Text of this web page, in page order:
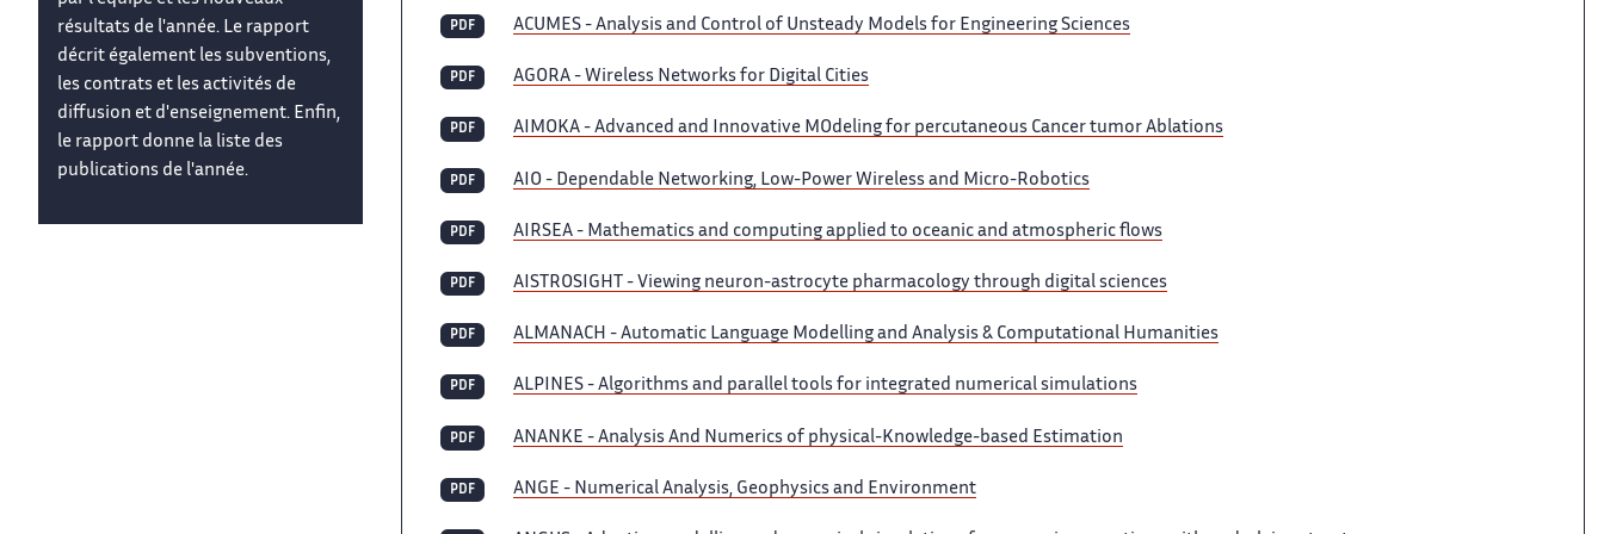
résultats de l'année. Le rapport
décrit également les subventions,
les contrats et les activités de
diffusion et d'enseignement. Enfin,
le rapport donne la liste des
publications de l'année.
ACUMES- Analysis and Control of Unsteady Models for Engineering Sciences
PDF
AGORA- Wireless Networks for Digital Cities
PDF
AIMOKA- Advanced and Innovative MOdeling for percutaneous Cancer tumor Ablations
PDF
AIO- Dependable Networking, Low-Power Wireless and Micro-Robotics
PDF
AIRSEA- Mathematics and computing applied to oceanic and atmospheric flows
PDF
AISTROSIGHT - Viewing neuron-astrocyte pharmacology through digital sciences
PDF
ALMANACH - Automatic Language Modelling and Analysis & Computational Humanities
PDF
ALPINES- Algorithms and parallel tools for integrated numerical simulations
PDF
ANANKE - Analysis And Numerics of physical-Knowledge-based Estimation
PDF
ANGE - Numerical Analysis, Geophysics and Environment
PDF